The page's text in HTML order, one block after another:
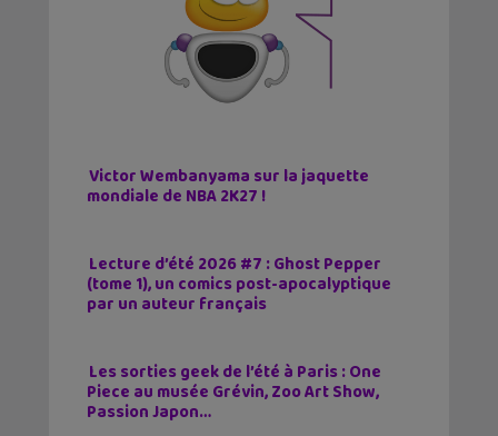
Victor Wembanyama sur la jaquette
mondiale de NBA 2K27 !
Lecture d’été 2026 #7 : Ghost Pepper
(tome 1), un comics post-apocalyptique
par un auteur français
Les sorties geek de l’été à Paris : One
Piece au musée Grévin, Zoo Art Show,
Passion Japon…